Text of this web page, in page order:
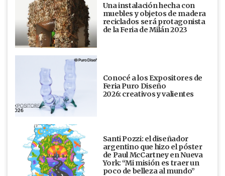
Una instalación hecha con
muebles y objetos de madera
reciclados será protagonista
de la Feria de Milán 2023
Conocé a los Expositores de
Feria Puro Diseño
2026: creativos y valientes
Santi Pozzi: el diseñador
argentino que hizo el póster
de Paul McCartney en Nueva
York: “Mi misión es traer un
poco de belleza al mundo”